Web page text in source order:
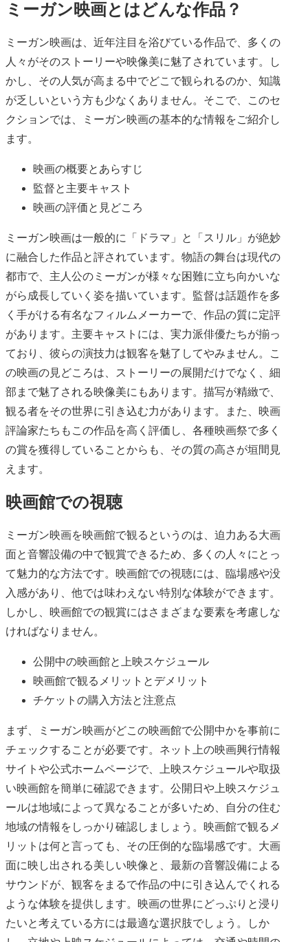
ミーガン映画とはどんな作品？
ミーガン映画は、近年注目を浴びている作品で、多くの
人々がそのストーリーや映像美に魅了されています。し
かし、その人気が高まる中でどこで観られるのか、知識
が乏しいという方も少なくありません。そこで、このセ
クションでは、ミーガン映画の基本的な情報をご紹介し
ます。
映画の概要とあらすじ
監督と主要キャスト
映画の評価と見どころ
ミーガン映画は一般的に「ドラマ」と「スリル」が絶妙
に融合した作品と評されています。物語の舞台は現代の
都市で、主人公のミーガンが様々な困難に立ち向かいな
がら成長していく姿を描いています。監督は話題作を多
く手がける有名なフィルムメーカーで、作品の質に定評
があります。主要キャストには、実力派俳優たちが揃っ
ており、彼らの演技力は観客を魅了してやみません。こ
の映画の見どころは、ストーリーの展開だけでなく、細
部まで魅了される映像美にもあります。描写が精緻で、
観る者をその世界に引き込む力があります。また、映画
評論家たちもこの作品を高く評価し、各種映画祭で多く
の賞を獲得していることからも、その質の高さが垣間見
えます。
映画館での視聴
ミーガン映画を映画館で観るというのは、迫力ある大画
面と音響設備の中で観賞できるため、多くの人々にとっ
て魅力的な方法です。映画館での視聴には、臨場感や没
入感があり、他では味わえない特別な体験ができます。
しかし、映画館での観賞にはさまざまな要素を考慮しな
ければなりません。
公開中の映画館と上映スケジュール
映画館で観るメリットとデメリット
チケットの購入方法と注意点
まず、ミーガン映画がどこの映画館で公開中かを事前に
チェックすることが必要です。ネット上の映画興行情報
サイトや公式ホームページで、上映スケジュールや取扱
い映画館を簡単に確認できます。公開日や上映スケジュ
ールは地域によって異なることが多いため、自分の住む
地域の情報をしっかり確認しましょう。映画館で観るメ
リットは何と言っても、その圧倒的な臨場感です。大画
面に映し出される美しい映像と、最新の音響設備による
サウンドが、観客をまるで作品の中に引き込んでくれる
ような体験を提供します。映画の世界にどっぷりと浸り
たいと考えている方には最適な選択肢でしょう。しか